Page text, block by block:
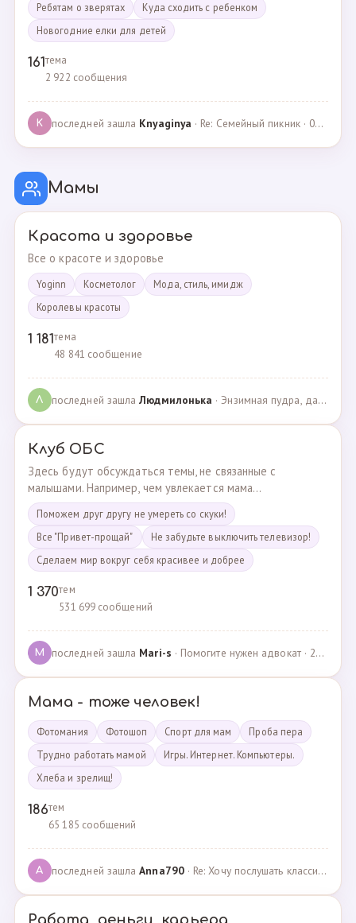
Ребятам о зверятах
Куда сходить с ребенком
Новогодние елки для детей
161тема
2 922 сообщения
K последней зашла Knyaginya · Re: Семейный пикник · 07.05.2025
Мамы
Красота и здоровье
Все о красоте и здоровье
Yoginn Косметолог
Мода, стиль, имидж
Королевы красоты
1 181тема
48 841 сообщение
Л последней зашлаЛюдмилонькa · Энзимная пудра, да или нет? · 29.06.2025
Клуб ОБС
Здесь будут обсуждаться темы, не связанные с
малышами. Например, чем увлекается мама...
Поможем друг другу не умереть со скуки!
Все "Привет-прощай"
Не забудьте выключить телевизор!
Сделаем мир вокруг себя красивее и добрее
1 370тем
531 699 сообщений
M последней зашла Mari-s · Помогите нужен адвокат · 24.04.2025
Мама - тоже человек!
Фотомания Фотошоп Спорт для мам
Проба пера
Трудно работать мамой
Игры. Интернет. Компьютеры.
Хлеба и зрелищ!
186тем
65 185 сообщений
A последней зашлаAnna790· Re: Хочу послушать классику · 22.03.2025
Работа, деньги, карьера